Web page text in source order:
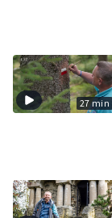
27 min